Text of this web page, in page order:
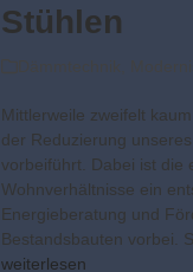
Stühlen
Mittlerweile zweifelt
der Reduzierung
vorbeiführt. Dabei ist die
Wohnverhältnisse ein
Energieberatung und
Bestandsbauten vorbei.
weiterlesen